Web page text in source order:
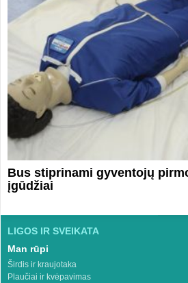
Bus stiprinami gyventojų
įgūdžiai
LIGOS IR SVEIKATA
Man rūpi
Širdis ir kraujotaka
Plaučiai ir kvėpavimas